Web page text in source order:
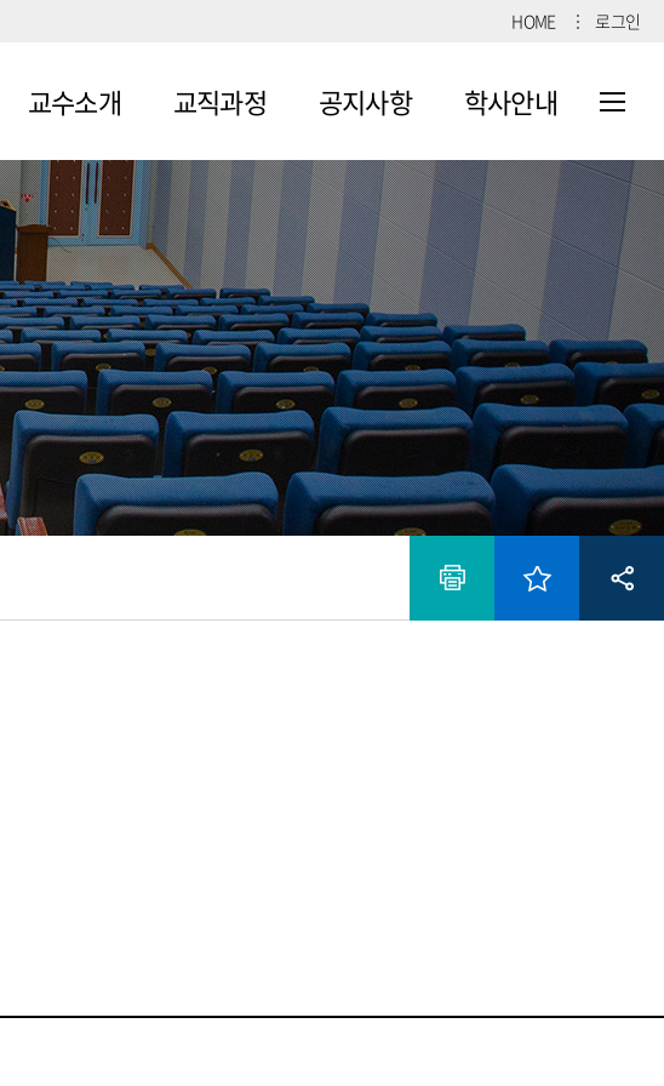
HOME 로그인
교수소개
교수소개
교직과정
교직과정
공지사항
교육실습
교육봉사
학과공지
학사안내
학사일정